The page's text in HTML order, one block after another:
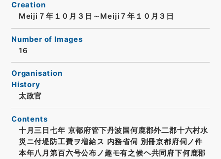
Creation
Meiji７年１０月３日～Meiji７年１０月３日
Number of Images
16
Organisation
History
太政官
Contents
十月三日七年 京都府管下丹波国何鹿郡外二郡十六村水
災ニ付堤防工費ヲ増給ス 内務省伺 別冊京都府伺ノ件
本年八月第百六号公布ノ趣モ有之候ヘ共同府下何鹿郡